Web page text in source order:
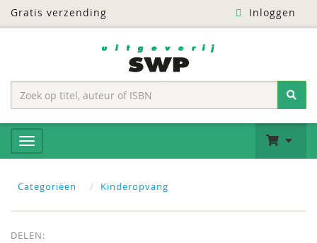
Gratis verzending Inloggen
Categoriëen Kinderopvang
DELEN: